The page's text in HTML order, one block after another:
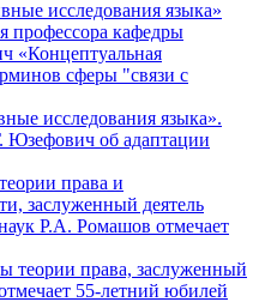
исследования языка».
об адаптации
теории права, заслуженный
55-летний юбилей